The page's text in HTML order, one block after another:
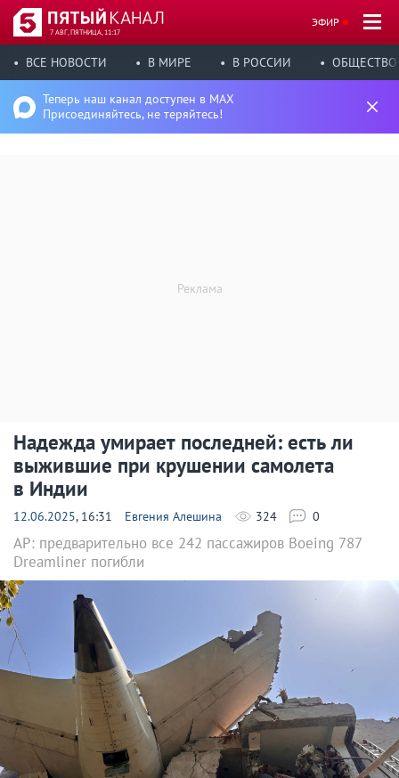
7 АВГ, ПЯТНИЦА, 11:17
ЭФИР
ВСЕ НОВОСТИ В МИРЕ В РОССИИ ОБЩЕСТВО
Теперь наш канал доступен в MAX
Присоединяйтесь, не теряйтесь!
Надежда умирает последней: есть ли
выжившие при крушении самолета
в Индии
12.06.2025, 16:31 Евгения Алешина 324 0
AP: предварительно все 242 пассажиров Boeing 787
Dreamliner погибли